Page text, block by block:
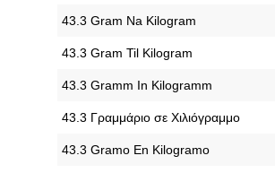
‎43.3 Gram Na Kilogram
‎43.3 Gram Til Kilogram
‎43.3 Gramm In Kilogramm
‎43.3 Γραμμάριο σε Χιλιόγραμμο
‎43.3 Gramo En Kilogramo